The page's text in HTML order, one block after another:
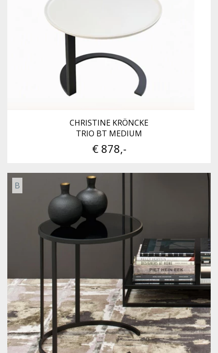
CHRISTINE KRÖNCKE
TRIO BT MEDIUM
€ 878,-
B